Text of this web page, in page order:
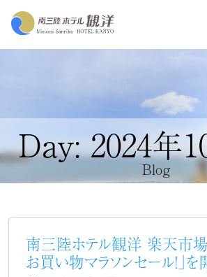
Day: 2024年
Blog
南三陸ホテル観洋 楽天市
お買い物マラソンセール！」を